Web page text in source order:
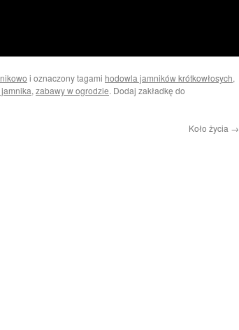
i oznaczony tagami hodowla jamników krótkowłosych,
, zabawy w ogrodzie. Dodaj zakładkę do
Koło życia →